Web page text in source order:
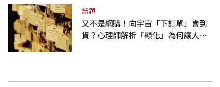
話題
又不是網購！向宇宙「下訂單」會到
貨？心理師解析「顯化」為何讓人無